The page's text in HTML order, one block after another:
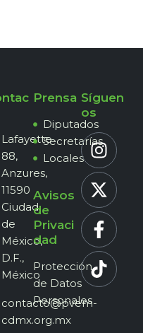
Lafayette
88,
Anzures,
11590
Ciudad
de
México,
D.F.,
México
contacto@pvem-
cdmx.org.mx
Prensa
Diputados
Secretarías
Locales
Avisos
de
Privaci
dad
Protección
de Datos
Personales
Síguen
os